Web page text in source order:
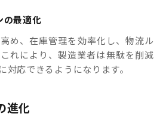
の最適化
め、在庫管理を効率化し、物流ル
れにより、製造業者は無駄を削減
対応できるようになります。
進化